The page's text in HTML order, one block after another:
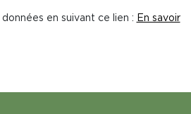
en suivant ce lien : En savoir